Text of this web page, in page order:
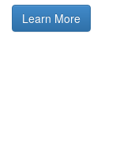
Learn More